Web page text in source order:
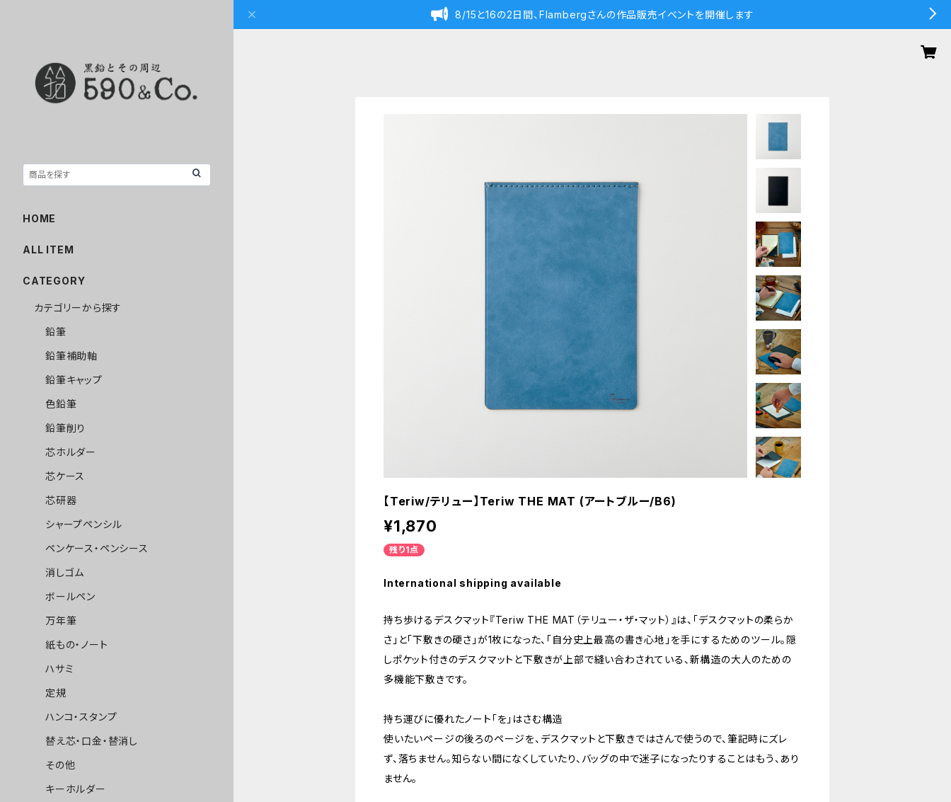
8/15と16の2日間、Flambergさんの作品販売イベントを開催します
【Teriw/テリュー】Teriw THE MAT (アートブルー/B6)
¥1,870
残り1点
International shipping available
持ち歩けるデスクマット『Teriw THE MAT（テリュー・ザ・マット）』は、「デスクマットの柔らか
さ」と「下敷きの硬さ」が1枚になった、「自分史上最高の書き心地」を手にするためのツール。隠
しポケット付きのデスクマットと下敷きが上部で縫い合わされている、新構造の大人のための
多機能下敷きです。
持ち運びに優れたノート「を」はさむ構造
使いたいページの後ろのページを、デスクマットと下敷きではさんで使うので、筆記時にズレ
ず、落ちません。知らない間になくしていたり、バッグの中で迷子になったりすることはもう、あり
ません。
HOME
ALL ITEM
CATEGORY
カテゴリーから探す
鉛筆
鉛筆補助軸
鉛筆キャップ
色鉛筆
鉛筆削り
芯ホルダー
芯ケース
芯研器
シャープペンシル
ペンケース・ペンシース
消しゴム
ボールペン
万年筆
紙もの・ノート
ハサミ
定規
ハンコ・スタンプ
替え芯・口金・替消し
その他
キーホルダー